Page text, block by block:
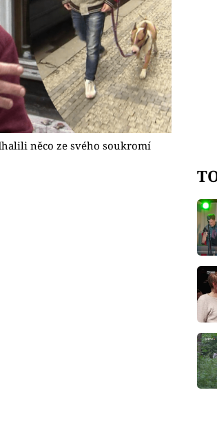
něco ze svého soukromí